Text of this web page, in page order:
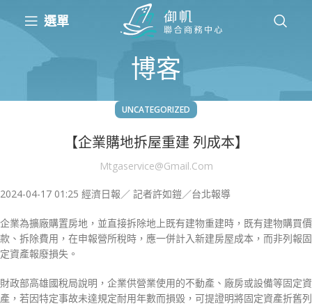
選單
博客
UNCATEGORIZED
【企業購地拆屋重建 列成本】
Mtgaservice@gmail.com
2024-04-17 01:25 經濟日報／ 記者許如鎧／台北報導
企業為擴廠購置房地，並直接拆除地上既有建物重建時，既有建物購買價
款、拆除費用，在申報營所稅時，應一併計入新建房屋成本，而非列報固
定資產報廢損失。
財政部高雄國稅局說明，企業供營業使用的不動產、廠房或設備等固定資
產，若因特定事故未達規定耐用年數而損毀，可提證明將固定資產折舊列